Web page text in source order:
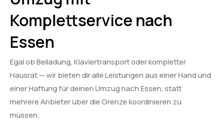
Komplettservice nach
Essen
Egal ob Beiladung, Klaviertransport oder kompletter
Hausrat — wir bieten dir alle Leistungen aus einer Hand und
einer Haftung für deinen Umzug nach Essen, statt
mehrere Anbieter über die Grenze koordinieren zu
müssen.